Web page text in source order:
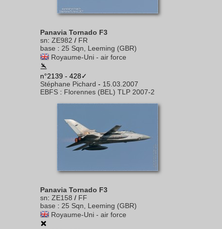
Panavia Tornado F3
sn: ZE982 / FR
base : 25 Sqn, Leeming (GBR)
Royaume-Uni - air force
n°2139 - 428✓
Stéphane Pichard - 15.03.2007
EBFS : Florennes (BEL) TLP 2007-2
Panavia Tornado F3
sn: ZE158 / FF
base : 25 Sqn, Leeming (GBR)
Royaume-Uni - air force